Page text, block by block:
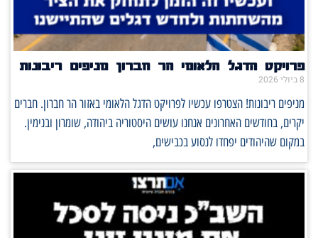
פרויקט הדגל הלאומי הר חברון מניפים ריבונות
8 ביולי 2026
מניפים ריבונות! הצטרפו עכשיו לפרויקט הדגל הלאומי באזור הר חברון. חברים
יקרים, בחודשים האחרונים אנחנו עושים היסטוריה ביהודה, שומרון ובנימין.
במקום שהיהודים יפחדו לנסוע בכבישים,